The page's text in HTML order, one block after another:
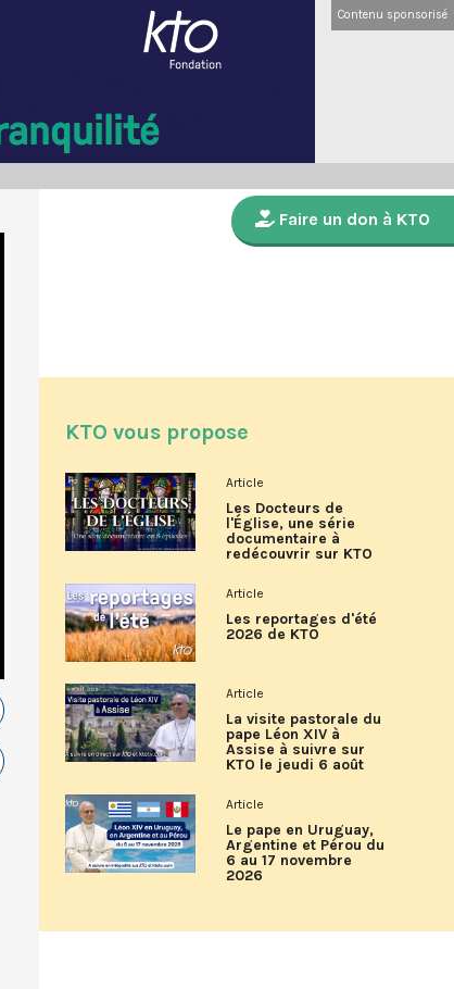
Contenu sponsorisé
Faire un don à KTO
KTO vous propose
Article
Les Docteurs de
l'Église, une série
documentaire à
redécouvrir sur KTO
Article
Les reportages d'été
2026 de KTO
Article
La visite pastorale du
pape Léon XIV à
Assise à suivre sur
KTO le jeudi 6 août
Article
Le pape en Uruguay,
Argentine et Pérou du
6 au 17 novembre
2026